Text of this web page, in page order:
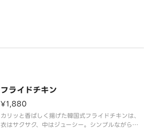
フライドチキン
¥1,880
カリッと香ばしく揚げた韓国式フライドチキンは、
衣はサクサク、中はジューシー。シンプルながら旨